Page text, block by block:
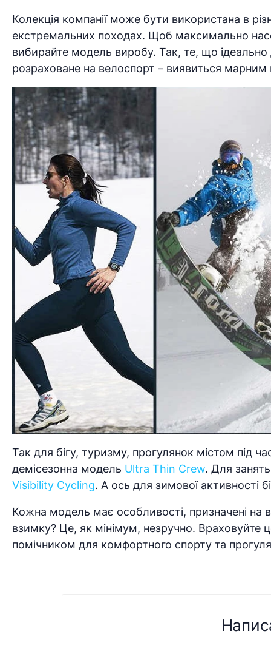
Колекція компанії може бути використана в
екстремальних походах. Щоб максимально
вибирайте модель виробу. Так, те, що
розраховане на велоспорт – виявиться
Так для бігу, туризму, прогулянок містом під
демісезонна модель Ultra Thin Crew. Для
Visibility Cycling. А ось для зимової активності
Кожна модель має особливості, призначені на
взимку? Це, як мінімум, незручно. Враховуйте
помічником для комфортного спорту та